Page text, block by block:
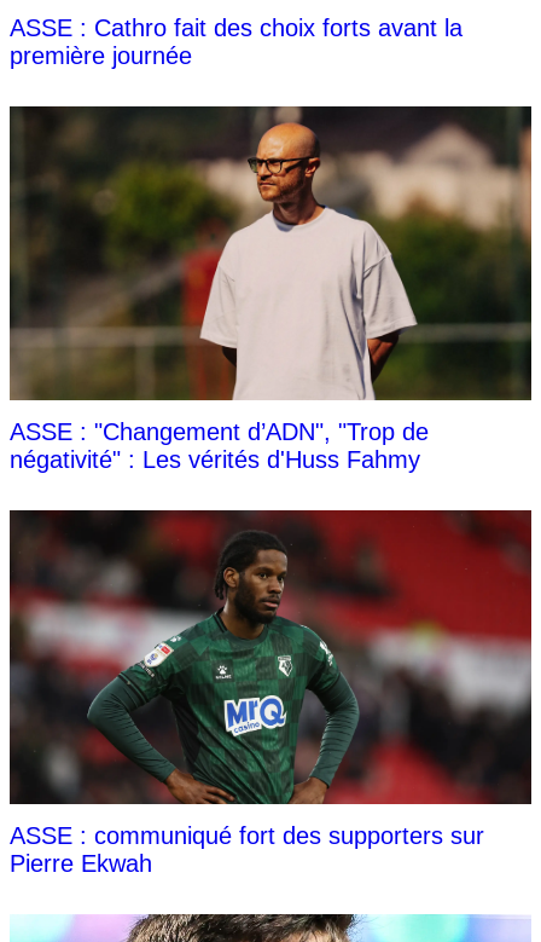
ASSE : Cathro fait des choix forts avant la
première journée
ASSE : "Changement d’ADN", "Trop de
négativité" : Les vérités d'Huss Fahmy
ASSE : communiqué fort des supporters sur
Pierre Ekwah